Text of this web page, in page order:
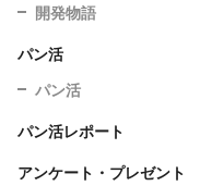
開発物語
パン活
パン活
パン活レポート
アンケート・プレゼント